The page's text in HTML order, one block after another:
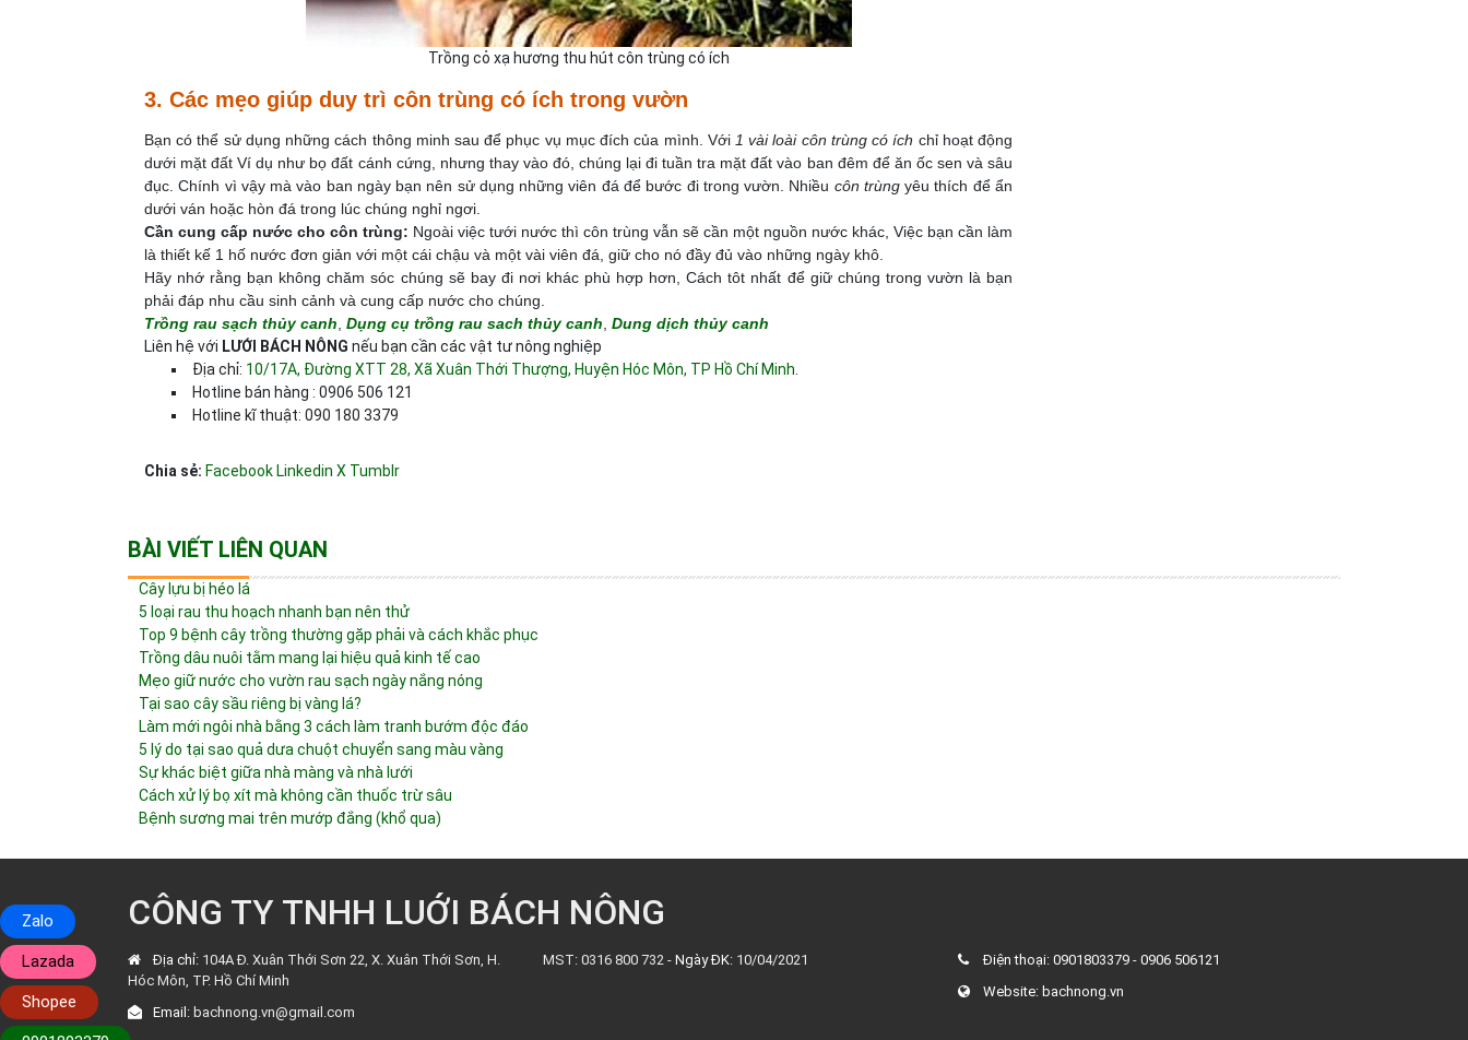
Trồng cỏ xạ hương thu hút côn trùng có ích
3. Các mẹo giúp duy trì côn trùng có ích trong vườn
Bạn có thể sử dụng những cách thông minh sau để phục vụ mục đích của mình. Với 1 vài loài côn trùng có ích chỉ hoạt động
dưới mặt đất Ví dụ như bọ đất cánh cứng, nhưng thay vào đó, chúng lại đi tuần tra mặt đất vào ban đêm để ăn ốc sen và sâu
đục. Chính vì vậy mà vào ban ngày bạn nên sử dụng những viên đá để bước đi trong vườn. Nhiều côn trùngyêu thích để ẩn
dưới ván hoặc hòn đá trong lúc chúng nghỉ ngơi.
Cần cung cấp nước cho côn trùng: Ngoài việc tưới nước thì côn trùng vẫn sẽ cần một nguồn nước khác, Việc bạn cần làm
là thiết kế 1 hố nước đơn giản với một cái chậu và một vài viên đá, giữ cho nó đầy đủ vào những ngày khô.
Hãy nhớ rằng bạn không chăm sóc chúng sẽ bay đi nơi khác phù hợp hơn, Cách tôt nhất để giữ chúng trong vườn là bạn
phải đáp nhu cầu sinh cảnh và cung cấp nước cho chúng.
Trồng rau sạch thủy canh Dụng cụ trồng rau sach thủy canh Dung dịch thủy canh
Liên hệ với LƯỚI BÁCH NÔNG nếu bạn cần các vật tư nông nghiệp
Địa chỉ: 10/17A, Đường XTT 28, Xã Xuân Thới Thượng, Huyện Hóc Môn, TP Hồ Chí Minh
Hotline bán hàng : 0906 506 121
Hotline kĩ thuật: 090 180 3379
Chia sẻ: Facebook Linkedin X Tumblr
BÀI VIẾT LIÊN QUAN
Cây lựu bị héo lá
5 loại rau thu hoạch nhanh bạn nên thử
Top 9 bệnh cây trồng thường gặp phải và cách khắc phục
Trồng dâu nuôi tằm mang lại hiệu quả kinh tế cao
Mẹo giữ nước cho vườn rau sạch ngày nắng nóng
Tại sao cây sầu riêng bị vàng lá?
Làm mới ngôi nhà bằng 3 cách làm tranh bướm độc đáo
5 lý do tại sao quả dưa chuột chuyển sang màu vàng
Sự khác biệt giữa nhà màng và nhà lưới
Cách xử lý bọ xít mà không cần thuốc trừ sâu
Bệnh sương mai trên mướp đắng (khổ qua)
CÔNG TY TNHH LUỚI BÁCH NÔNG
Địa chỉ: 104A Đ. Xuân Thới Sơn 22, X. Xuân Thới Sơn, H.
Hóc Môn, TP. Hồ Chí Minh
Email: bachnong.vn@gmail.com
MST: 0316 800 732 - Ngày ĐK: 10/04/2021 Điện thoại: 0901803379 - 0906 506121
Website: bachnong.vn
Zalo
Lazada
Shopee